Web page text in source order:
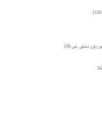
زبان عشق, ص 38)